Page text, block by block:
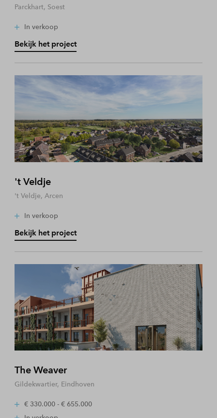
Parckhart, Soest
In verkoop
Bekijk het project
't Veldje
't Veldje, Arcen
In verkoop
Bekijk het project
The Weaver
Gildekwartier, Eindhoven
€ 330.000 - € 655.000